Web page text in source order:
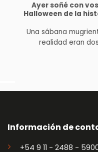
Ayer soñé con
Halloween de la
Una sábana
realidad eran
Información de
+54 9 11 - 2488 -